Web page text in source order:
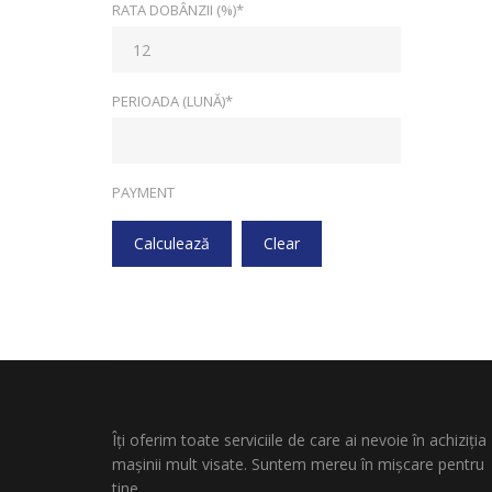
RATA DOBÂNZII (%)*
PERIOADA (LUNĂ)*
PAYMENT
Calculează Clear
Îți oferim toate serviciile de care ai nevoie în achiziția
mașinii mult visate. Suntem mereu în mișcare pentru